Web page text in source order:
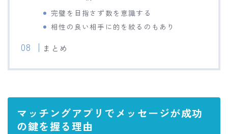
完璧を目指さず数を意識する
相性の良い相手に的を絞るのもあり
まとめ
マッチングアプリでメッセージが成功
の鍵を握る理由